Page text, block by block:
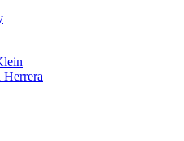
Herrera